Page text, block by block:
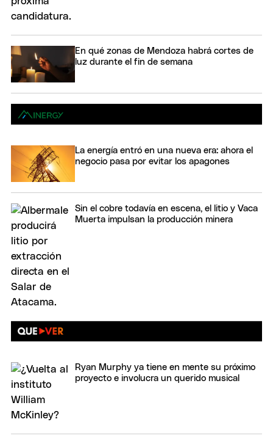
En qué zonas de Mendoza habrá cortes de
luz durante el fin de semana
La energía entró en una nueva era: ahora el
negocio pasa por evitar los apagones
Sin el cobre todavía en escena, el litio y Vaca
Muerta impulsan la producción minera
Ryan Murphy ya tiene en mente su próximo
proyecto e involucra un querido musical